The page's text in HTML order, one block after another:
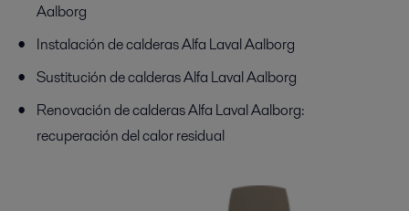
Aalborg
Instalación de calderas Alfa Laval Aalborg
Sustitución de calderas Alfa Laval Aalborg
Renovación de calderas Alfa Laval Aalborg:
recuperación del calor residual